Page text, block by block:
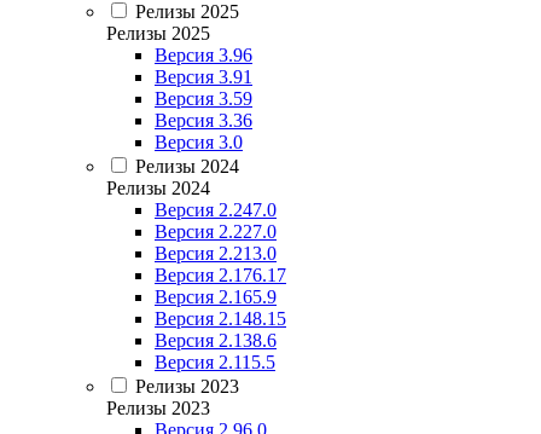
Релизы 2025
Релизы 2025
Версия 3.96
Версия 3.91
Версия 3.59
Версия 3.36
Версия 3.0
Релизы 2024
Релизы 2024
Версия 2.247.0
Версия 2.227.0
Версия 2.213.0
Версия 2.176.17
Версия 2.165.9
Версия 2.148.15
Версия 2.138.6
Версия 2.115.5
Релизы 2023
Релизы 2023